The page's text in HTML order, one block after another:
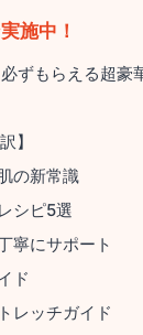
施中！
ずもらえる超
】
の新常識
シピ5選
にサポート
ド
レッチガイド